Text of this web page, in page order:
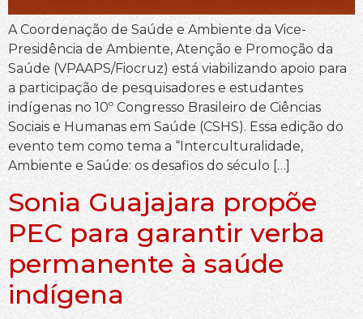
A Coordenação de Saúde e Ambiente da Vice-
Presidência de Ambiente, Atenção e Promoção da
Saúde (VPAAPS/Fiocruz) está viabilizando apoio para
a participação de pesquisadores e estudantes
indígenas no 10º Congresso Brasileiro de Ciências
Sociais e Humanas em Saúde (CSHS). Essa edição do
evento tem como tema a “Interculturalidade,
Ambiente e Saúde: os desafios do século […]
Sonia Guajajara propõe
PEC para garantir verba
permanente à saúde
indígena